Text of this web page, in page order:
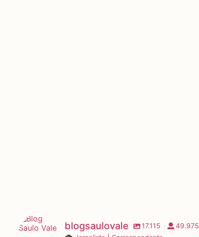
blogsaulovale 17.115
49.975